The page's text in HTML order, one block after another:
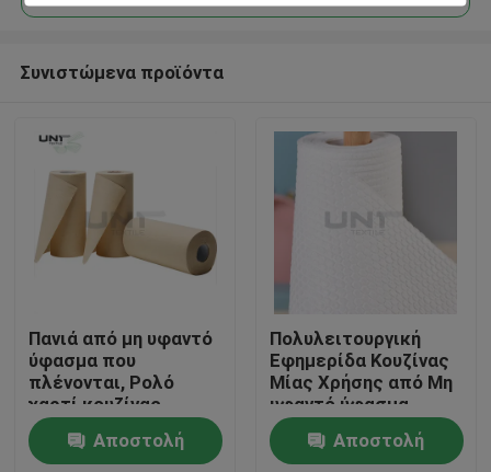
Σπίτι
Προϊόντα
Σχετικά με εμάς
Συνιστώμενα προϊόντα
Πανιά από μη υφαντό
ύφασμα που
πλένονται, Ρολό
χαρτί κουζίνας,
Επαναχρησιμοποιούμενα
πανιά καθαρισμού
Αποστολή
Πολυλειτουργική
Εφημερίδα Κουζίνας
Μίας Χρήσης από Μη
υφαντό ύφασμα
Spunlace με
Εκτύπωση Σχεδίου
Αποστολή